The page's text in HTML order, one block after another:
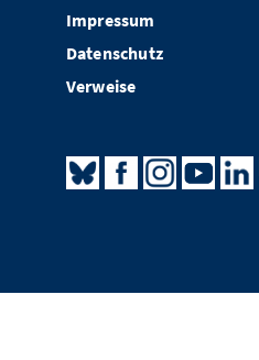
Impressum
Datenschutz
Verweise